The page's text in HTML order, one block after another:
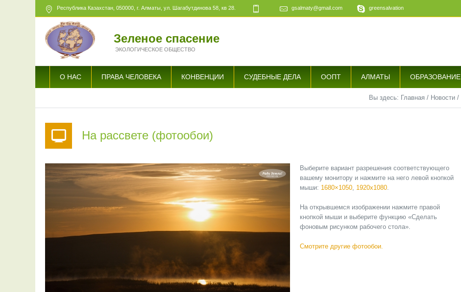
Республика Казахстан, 050000, г. Алматы, ул. Шагабутдинова 58, кв 28. gsalmaty@gmail.com greensalvation
Зеленое спасение
ЭКОЛОГИЧЕСКОЕ ОБЩЕСТВО
О НАС ПРАВА ЧЕЛОВЕКА КОНВЕНЦИИ СУДЕБНЫЕ ДЕЛА ООПТ АЛМАТЫ ОБРАЗОВАНИЕ
Вы здесь: Главная / Новости /
На рассвете (фотообои)
Выберите вариант разрешения соответствующего
вашему монитору и нажмите на него левой кнопкой
мыши: 1680×1050, 1920х1080.
На открывшемся изображении нажмите правой
кнопкой мыши и выберите функцию «Сделать
фоновым рисунком рабочего стола».
Смотрите другие фотообои.